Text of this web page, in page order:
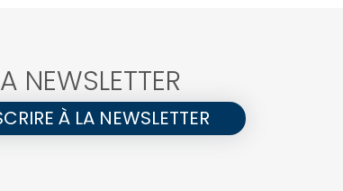
NEWSLETTER
À LA NEWSLETTER